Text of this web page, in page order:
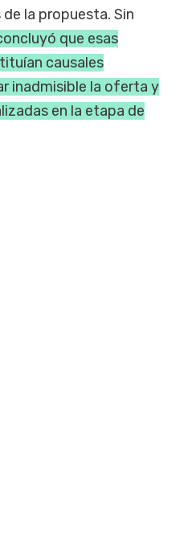
la propuesta. Sin
que esas
causales
inadmisible la oferta y
en la etapa de